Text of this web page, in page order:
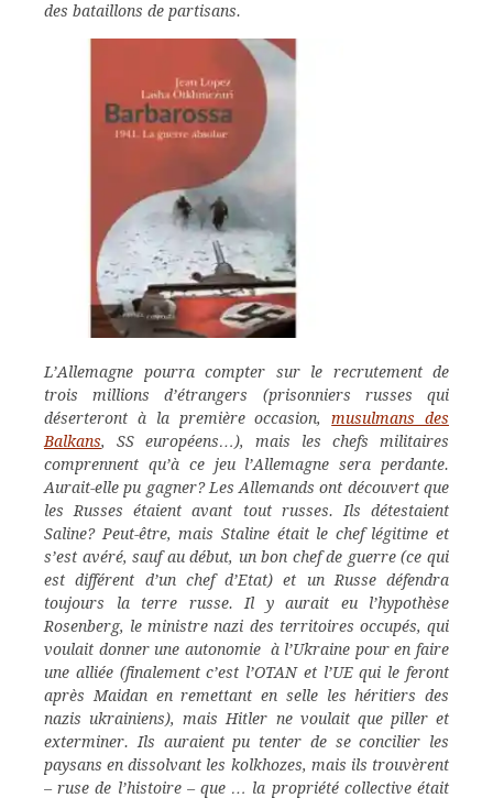
des bataillons de partisans.
L’Allemagne pourra compter sur le recrutement de
trois millions d’étrangers (prisonniers russes qui
déserteront à la première occasion,musulmans des
Balkans, SS européens…), mais les chefs militaires
comprennent qu’à ce jeu l’Allemagne sera perdante.
Aurait-elle pu gagner? Les Allemands ont découvert que
les Russes étaient avant tout russes. Ils détestaient
Saline? Peut-être, mais Staline était le chef légitime et
s’est avéré, sauf au début, un bon chef de guerre (ce qui
est différent d’un chef d’Etat) et un Russe défendra
toujours la terre russe. Il y aurait eu l’hypothèse
Rosenberg, le ministre nazi des territoires occupés, qui
voulait donner une autonomie à l’Ukraine pour en faire
une alliée (finalement c’est l’OTAN et l’UE qui le feront
après Maidan en remettant en selle les héritiers des
nazis ukrainiens), mais Hitler ne voulait que piller et
exterminer. Ils auraient pu tenter de se concilier les
paysans en dissolvant les kolkhozes, mais ils trouvèrent
– ruse de l’histoire – que … la propriété collective était